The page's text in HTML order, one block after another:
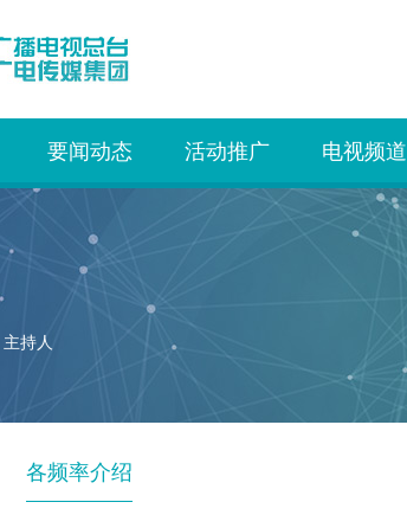
要闻动态 活动推广 电视频道
主持人
各频率介绍